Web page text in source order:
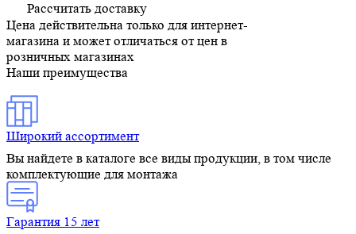
Рассчитать доставку
Цена действительна только для интернет-
магазина и может отличаться от цен в
розничных магазинах
Наши преимущества
Широкий ассортимент
Вы найдете в каталоге все виды продукции, в том числе
комплектующие для монтажа
Гарантия 15 лет